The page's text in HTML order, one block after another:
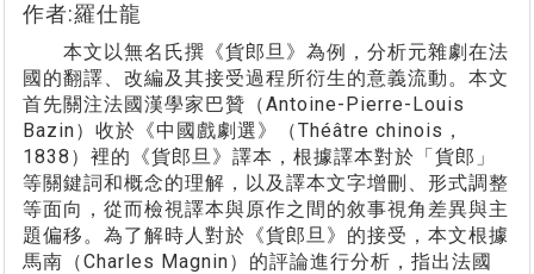
作者:羅仕龍
本文以無名氏撰《貨郎旦》為例，分析元雜劇在法
國的翻譯、改編及其接受過程所衍生的意義流動。本文
首先關注法國漢學家巴贊（Antoine-Pierre-Louis
Bazin）收於《中國戲劇選》（Théâtre chinois，
1838）裡的《貨郎旦》譯本，根據譯本對於「貨郎」
等關鍵詞和概念的理解，以及譯本文字增刪、形式調整
等面向，從而檢視譯本與原作之間的敘事視角差異與主
題偏移。為了解時人對於《貨郎旦》的接受，本文根據
馬南（Charles Magnin）的評論進行分析，指出法國